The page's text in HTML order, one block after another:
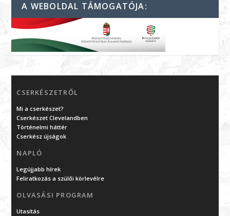
A WEBOLDAL TÁMOGATÓJA:
CSERKÉSZETRŐL
Mi a cserkészet?
Cserkészet Clevelandben
Történelmi háttér
Cserkész újságok
NAPLÓ
Legújjabb hírek
Feliratkozás a szülői körlevélre
OLVASÁSI PROGRAM
Utasítás